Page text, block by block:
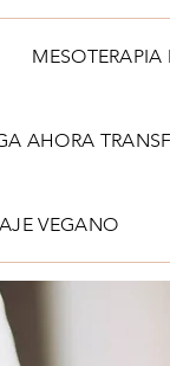
AHORA
VEGANO